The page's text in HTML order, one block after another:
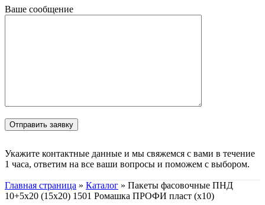
Ваше сообщение
Укажите контактные данные и мы свяжемся с вами в течение
1 часа, ответим на все ваши вопросы и поможем с выбором.
Главная страница » Каталог » Пакеты фасовочные ПНД
10+5х20 (15х20) 1501 Ромашка ПРОФИ пласт (х10)